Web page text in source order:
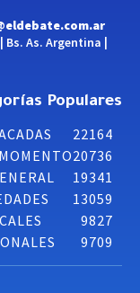
As. Argentina |
Populares
22164
20736
19341
13059
9827
9709